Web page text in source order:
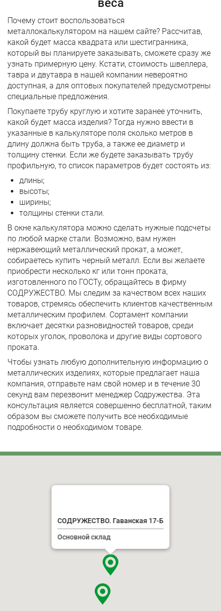
веса
Почему стоит воспользоваться
металлокалькулятором на нашем сайте? Рассчитав,
какой будет масса квадрата или шестигранника,
который вы планируете заказывать, сможете сразу же
узнать примерную цену. Кстати, стоимость швеллера,
тавра и двутавра в нашей компании невероятно
доступная, а для оптовых покупателей предусмотрены
специальные предложения.
Покупаете трубу круглую и хотите заранее уточнить,
какой будет масса изделия? Тогда нужно ввести в
указанные в калькуляторе поля сколько метров в
длину должна быть труба, а также ее диаметр и
толщину стенки. Если же будете заказывать трубу
профильную, то список параметров будет состоять из:
длины;
высоты;
ширины;
толщины стенки стали.
В окне калькулятора можно сделать нужные подсчеты
по любой марке стали. Возможно, вам нужен
нержавеющий металлический прокат, а может,
собираетесь купить черный металл. Если вы желаете
приобрести несколько кг или тонн проката,
изготовленного по ГОСТу, обращайтесь в фирму
СОДРУЖЕСТВО. Мы следим за качеством всех наших
товаров, стремясь обеспечить клиентов качественным
металлическим профилем. Сортамент компании
включает десятки разновидностей товаров, среди
которых уголок, проволока и другие виды сортового
проката.
Чтобы узнать любую дополнительную информацию о
металлических изделиях, которые предлагает наша
компания, отправьте нам свой номер и в течение 30
секунд вам перезвонит менеджер Содружества. Эта
консультация является совершенно бесплатной, таким
образом вы сможете получить все необходимые
подробности о необходимом товаре.
СОДРУЖЕСТВО. Гаванская 17-Б
Основной склад